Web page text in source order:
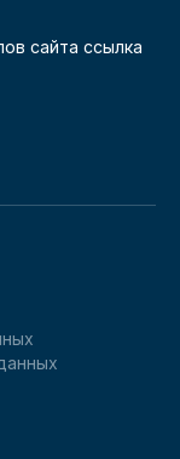
сайта ссылка